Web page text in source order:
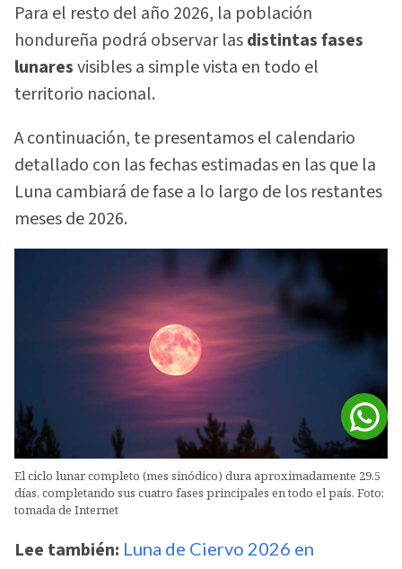
Para el resto del año 2026, la población
hondureña podrá observar lasdistintas fases
lunaresvisibles a simple vista en todo el
territorio nacional.
A continuación, te presentamos el calendario
detallado con las fechas estimadas en las que la
Luna cambiará de fase a lo largo de los restantes
meses de 2026.
El ciclo lunar completo (mes sinódico) dura aproximadamente 29.5
días, completando sus cuatro fases principales en todo el país. Foto:
tomada de Internet
Lee también: Luna de Ciervo 2026 en